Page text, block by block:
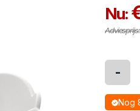
Nu:
Adviesprijs:
-
Nog